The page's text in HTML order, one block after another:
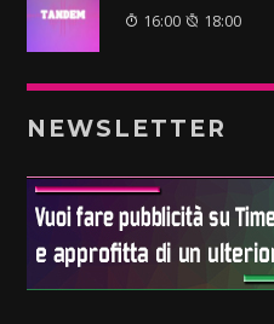
16:00 18:00
NEWSLETTER